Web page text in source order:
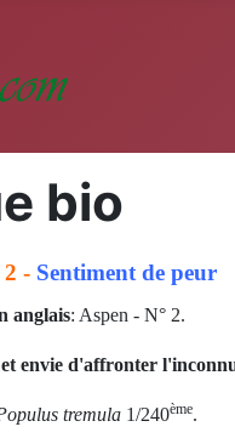
bio
- Sentiment de peur
anglais: Aspen - N° 2.
et envie d'affronter
tremula 1/240ème.